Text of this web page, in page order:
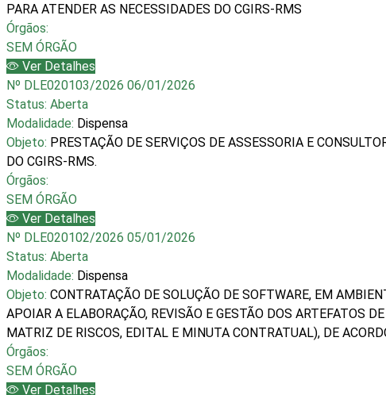
PARA ATENDER AS NECESSIDADES DO CGIRS-RMS
Órgãos:
SEM ÓRGÃO
Ver Detalhes
Nº DLE020103/2026 06/01/2026
Status: Aberta
Modalidade: Dispensa
Objeto: PRESTAÇÃO DE SERVIÇOS DE ASSESSORIA E
DO CGIRS-RMS.
Órgãos:
SEM ÓRGÃO
Ver Detalhes
Nº DLE020102/2026 05/01/2026
Status: Aberta
Modalidade: Dispensa
Objeto: CONTRATAÇÃO DE SOLUÇÃO DE SOFTWARE, EM
APOIAR A ELABORAÇÃO, REVISÃO E GESTÃO DOS ARTEFATOS
MATRIZ DE RISCOS, EDITAL E MINUTA CONTRATUAL), DE
Órgãos:
SEM ÓRGÃO
Ver Detalhes